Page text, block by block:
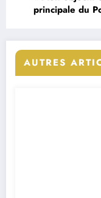
principale du
AUTRES